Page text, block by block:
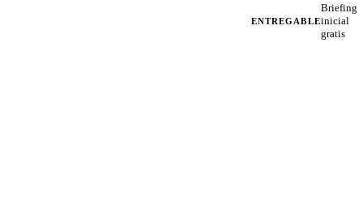
ENTREGABLE
Briefing
inicial
gratis